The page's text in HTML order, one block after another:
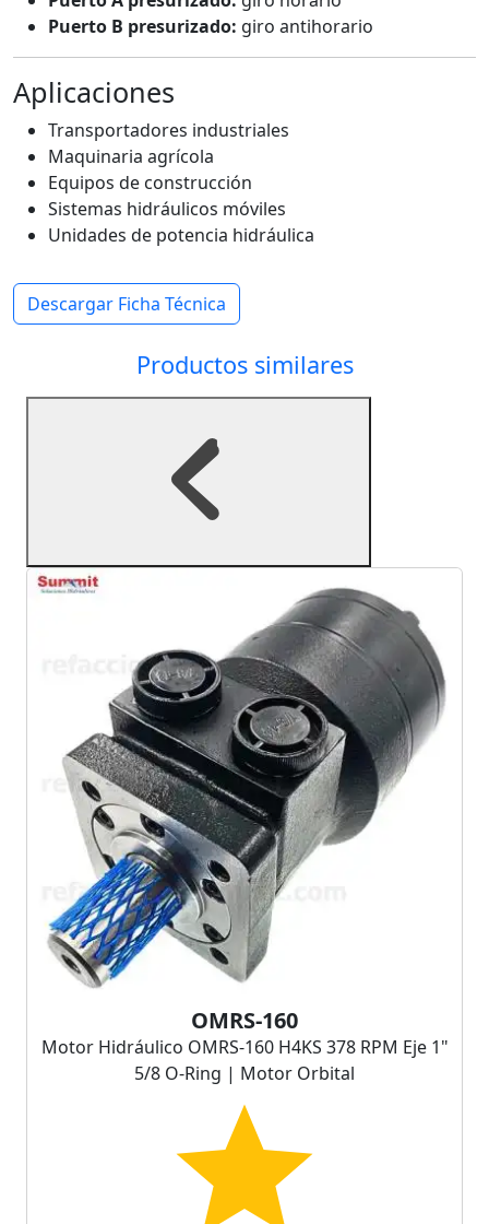
Puerto B presurizado: giro antihorario
Aplicaciones
Transportadores industriales
Maquinaria agrícola
Equipos de construcción
Sistemas hidráulicos móviles
Unidades de potencia hidráulica
Descargar Ficha Técnica
Productos similares
OMRS-160
Motor Hidráulico OMRS-160 H4KS 378 RPM Eje 1"
5/8 O-Ring | Motor Orbital